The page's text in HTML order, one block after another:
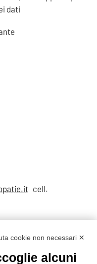
dati
cell.
cookie non necessari ✕
alcuni